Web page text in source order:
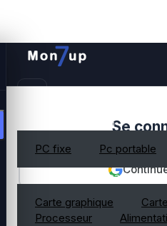
PC gamer occasion
PC fixe Pc portable
Composant PC occasion
Carte graphique
Processeur
Se
OU